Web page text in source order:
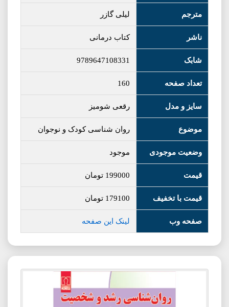
مترجم لیلی گازر
ناشر کتاب درمانی
شابک 9789647108331
تعداد صفحه 160
سایز و مدل رقعی شومیز
موضوع روان شناسی کودک و نوجوان
وضعیت موجودی موجود
قیمت 199000 تومان
قیمت با تخفیف 179100 تومان
صفحه وب لینک این صفحه